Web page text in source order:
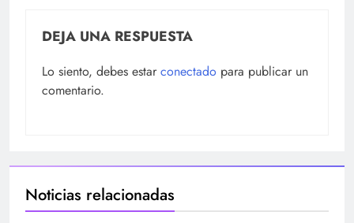
DEJA UNA RESPUESTA
Lo siento, debes estar conectado para publicar un
comentario.
Noticias relacionadas